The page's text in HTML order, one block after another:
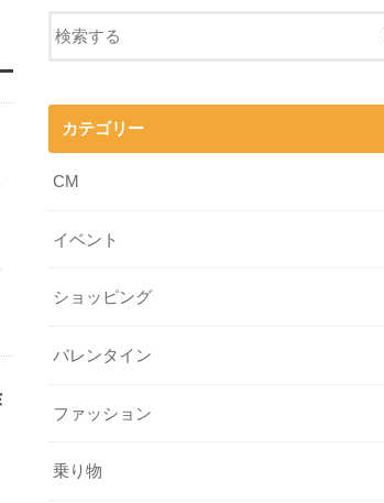
カテゴリー
CM
イベント
ショッピング
バレンタイン
ファッション
乗り物